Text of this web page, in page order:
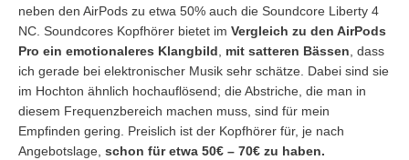
neben den AirPods zu etwa 50% auch die Soundcore Liberty 4
NC. Soundcores Kopfhörer bietet im Vergleich zu den AirPods
Pro ein emotionaleres Klangbild, mit satteren Bässen, dass
ich gerade bei elektronischer Musik sehr schätze. Dabei sind sie
im Hochton ähnlich hochauflösend; die Abstriche, die man in
diesem Frequenzbereich machen muss, sind für mein
Empfinden gering. Preislich ist der Kopfhörer für, je nach
Angebotslage, schon für etwa 50€ – 70€ zu haben.